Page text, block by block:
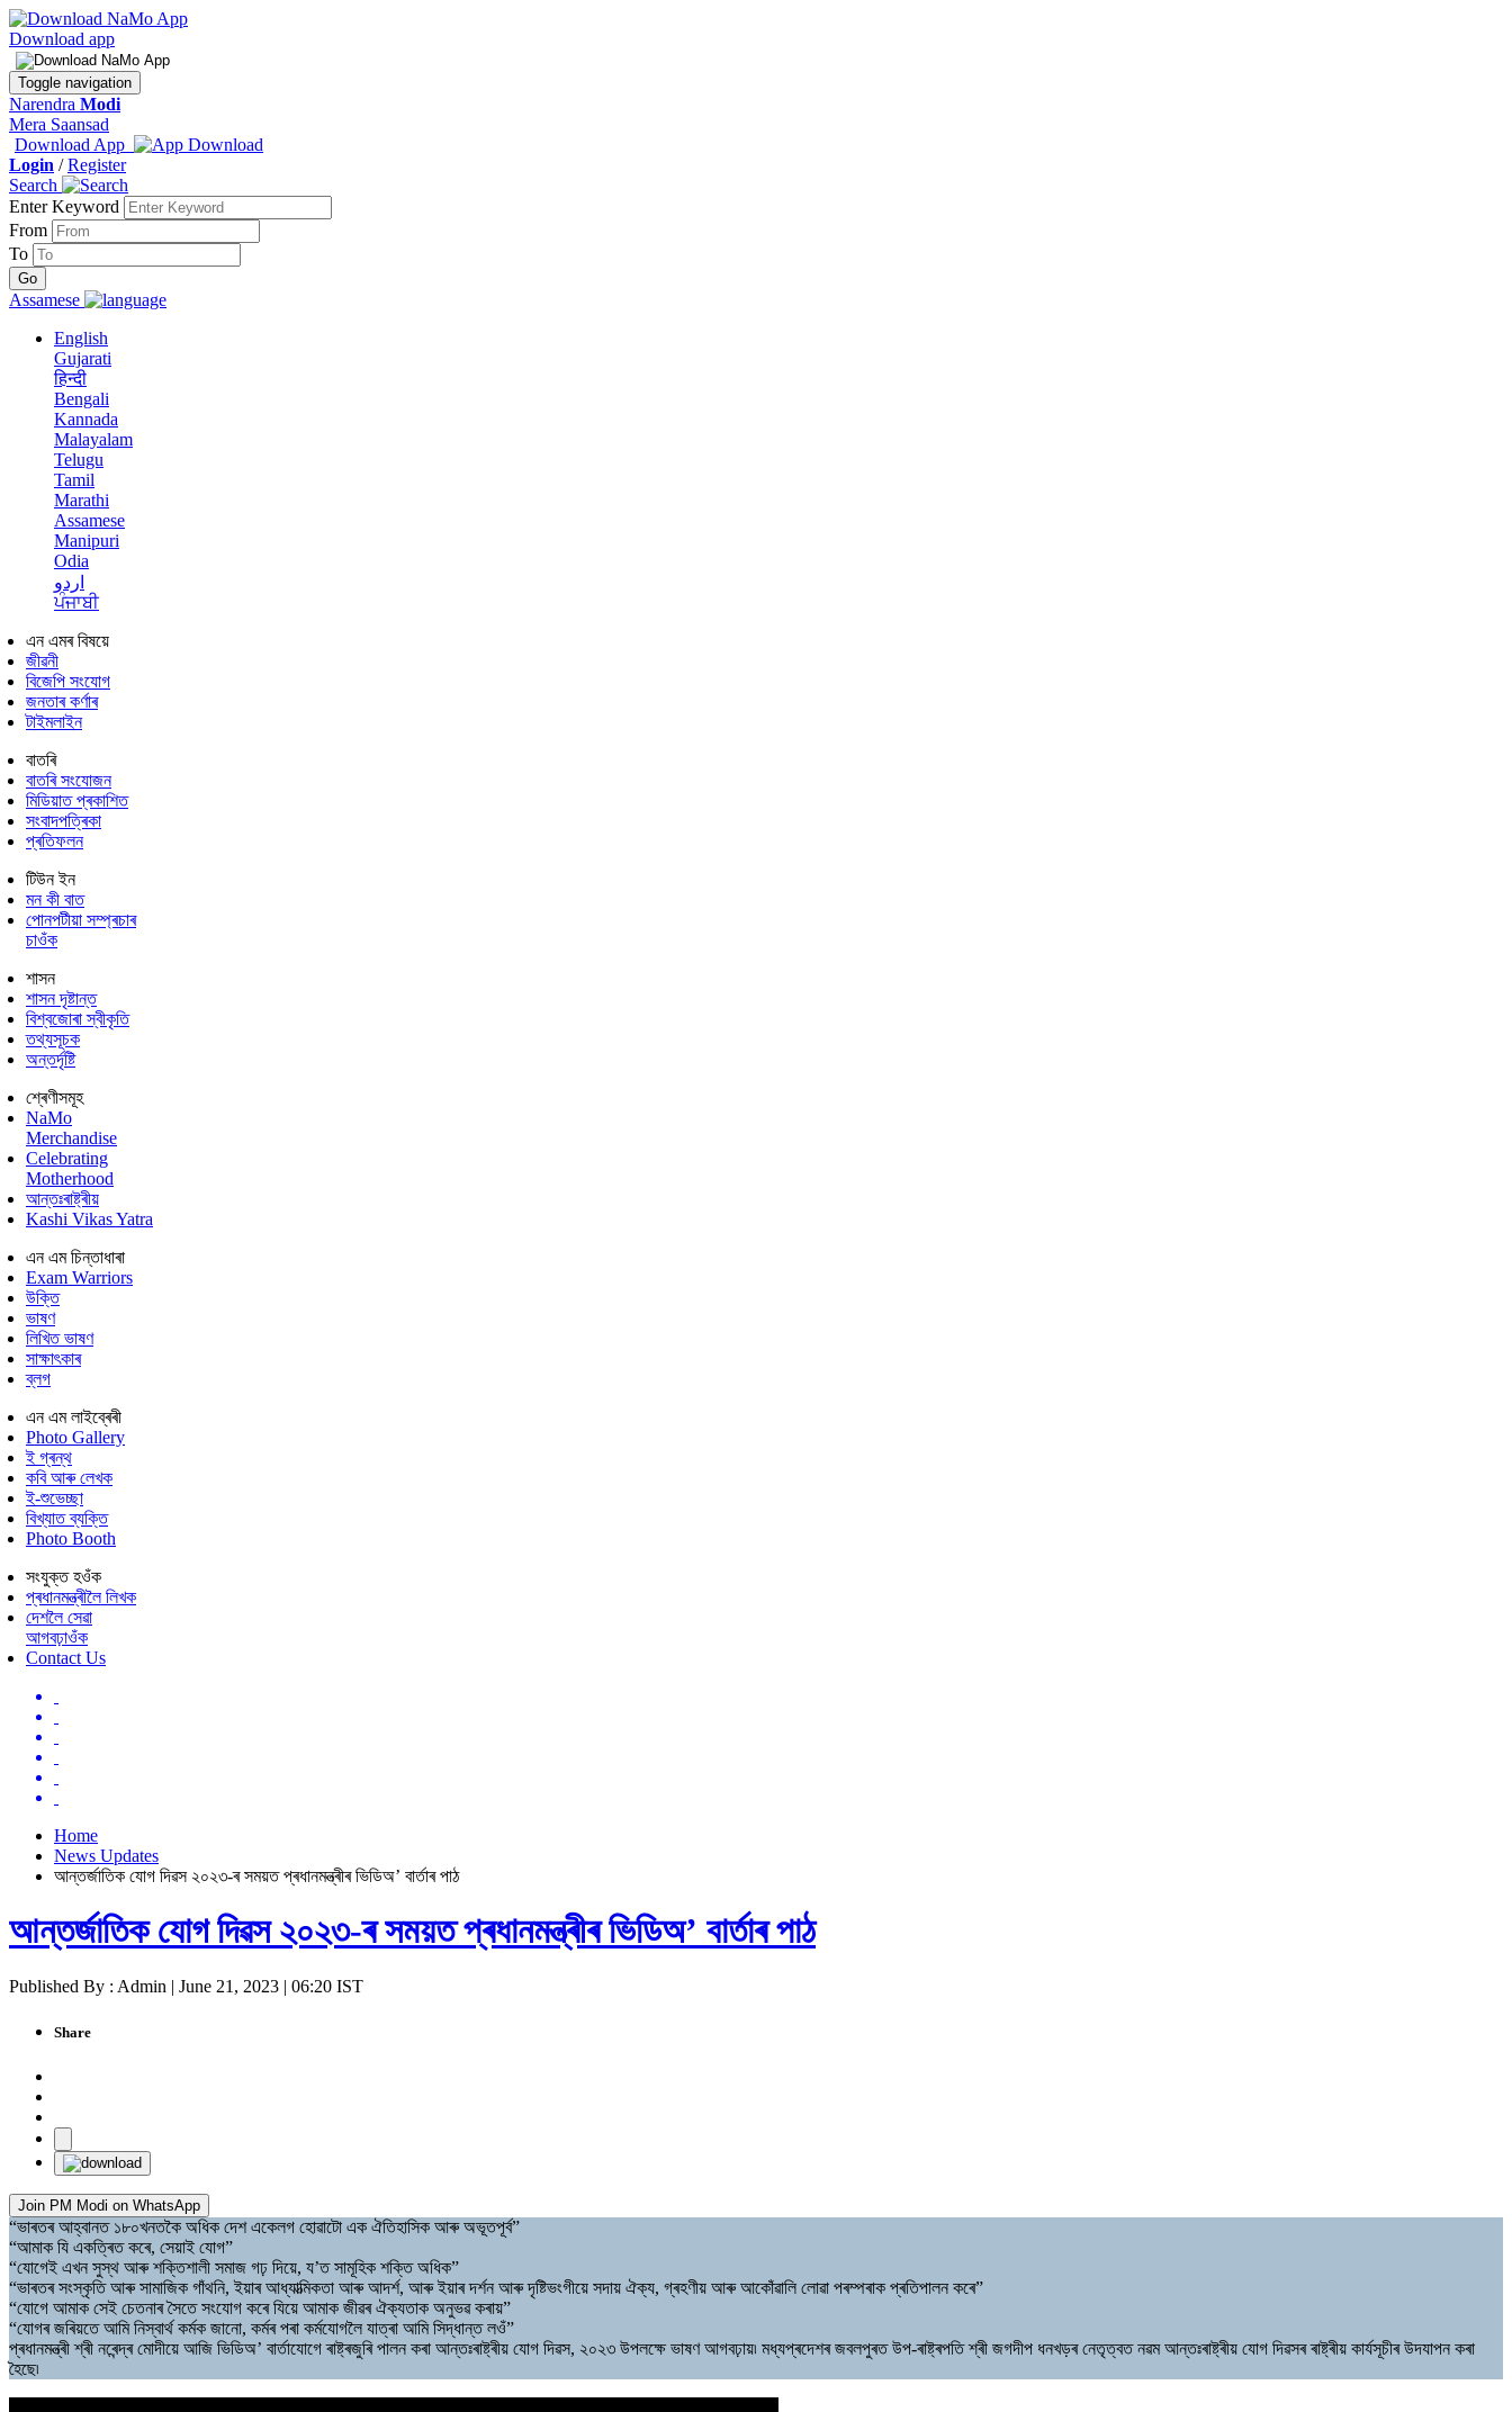
Download app
Toggle navigation
Narendra Modi
Mera Saansad
Download App
Login /Register
Search
Enter Keyword
From
To
Assamese
English
Gujarati
हिन्दी
Bengali
Kannada
Malayalam
Telugu
Tamil
Marathi
Assamese
Manipuri
Odia
اردو
ਪੰਜਾਬੀ
এন এমৰ বিষয়ে
জীৱনী
বিজেপি সংযোগ
জনতাৰ কৰ্ণাৰ
টাইমলাইন
বাতৰি
বাতৰি সংযোজন
মিডিয়াত প্ৰকাশিত
সংবাদপত্ৰিকা
প্ৰতিফলন
টিউন ইন
মন কী বাত
পোনপটীয়া সম্প্ৰচাৰ
চাওঁক
শাসন
শাসন দৃষ্টান্ত
বিশ্বজোৰা স্বীকৃতি
তথ্যসূচক
অন্তৰ্দৃষ্টি
শ্ৰেণীসমূহ
NaMo
Merchandise
Celebrating
Motherhood
আন্তঃৰাষ্ট্ৰীয়
Kashi Vikas Yatra
এন এম চিন্তাধাৰা
Exam Warriors
উক্তি
ভাষণ
লিখিত ভাষণ
সাক্ষাৎকাৰ
ব্লগ
এন এম লাইব্ৰেৰী
Photo Gallery
ই গ্ৰন্থ
কবি আৰু লেখক
ই-শুভেচ্ছা
বিখ্যাত ব্যক্তি
Photo Booth
সংযুক্ত হওঁক
প্ৰধানমন্ত্ৰীলৈ লিখক
দেশলৈ সেৱা
আগবঢ়াওঁক
Contact Us
Home
News Updates
আন্তৰ্জাতিক যোগ দিৱস ২০২৩-ৰ সময়ত প্ৰধানমন্ত্ৰীৰ ভিডিঅ’ বাৰ্তাৰ পাঠ
আন্তৰ্জাতিক যোগ দিৱস ২০২৩-ৰ সময়ত প্ৰধানমন্ত্ৰীৰ ভিডিঅ’ বাৰ্তাৰ পাঠ
Published By : Admin | June 21, 2023 | 06:20 IST
Share
Join PM Modi on WhatsApp
“ভাৰতৰ আহ্বানত ১৮০খনতকৈ অধিক দেশ একেলগ হোৱাটো এক ঐতিহাসিক আৰু অভূতপূৰ্ব”
“আমাক যি একত্ৰিত কৰে, সেয়াই যোগ”
“যোগেই এখন সুস্থ আৰু শক্তিশালী সমাজ গঢ় দিয়ে, য’ত সামূহিক শক্তি অধিক”
“ভাৰতৰ সংস্কৃতি আৰু সামাজিক গাঁথনি, ইয়াৰ আধ্যাত্মিকতা আৰু আদৰ্শ, আৰু ইয়াৰ দৰ্শন আৰু দৃষ্টিভংগীয়ে সদায় ঐক্য, গ্ৰহণীয় আৰু আকোঁৱালি লোৱা পৰম্পৰাক প্ৰতিপালন কৰে”
“যোগে আমাক সেই চেতনাৰ সৈতে সংযোগ কৰে যিয়ে আমাক জীৱৰ ঐক্যতাক অনুভৱ কৰায়”
“যোগৰ জৰিয়তে আমি নিস্বাৰ্থ কৰ্মক জানো, কৰ্মৰ পৰা কৰ্মযোগলৈ যাত্ৰা আমি সিদ্ধান্ত লওঁ”
প্ৰধানমন্ত্ৰী শ্ৰী নৰেন্দ্ৰ মোদীয়ে আজি ভিডিঅ’ বাৰ্তাযোগে ৰাষ্ট্ৰজুৰি পালন কৰা আন্তঃৰাষ্ট্ৰীয় যোগ দিৱস, ২০২৩ উপলক্ষে ভাষণ আগবঢ়ায়৷ মধ্যপ্ৰদেশৰ জবলপুৰত উপ-ৰাষ্ট্ৰপতি শ্ৰী জগদীপ ধনখড়ৰ নেতৃত্বত নৱম আন্তঃৰাষ্ট্ৰীয় যোগ দিৱসৰ ৰাষ্ট্ৰীয় কাৰ্যসূচীৰ উদযাপন কৰা
হৈছে৷